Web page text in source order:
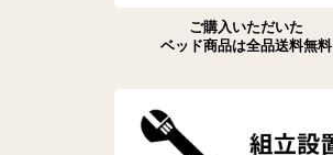
ご購入いただいた
ベッド商品は全品送料無料